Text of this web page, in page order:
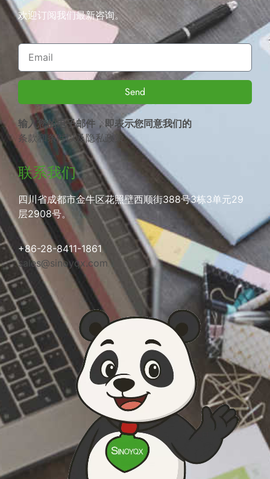
欢迎订阅我们最新咨询。
Send
输入您的电子邮件，即表示您同意我们的
条款和条件以及隐私政策。
联系我们
四川省成都市金牛区花照壁西顺街388号3栋3单元29
层2908号。
+86-28-8411-1861
sales@sinoyqx.com